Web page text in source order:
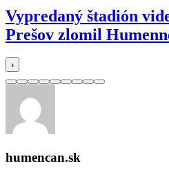
Vypredaný štadión
Prešov zlomil
›
humencan.sk